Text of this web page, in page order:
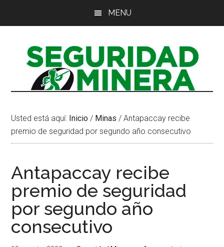
principal
MENU
Usted está aquí: Inicio / Minas / Antapaccay recibe
premio de seguridad por segundo año consecutivo
Antapaccay recibe
premio de seguridad
por segundo año
consecutivo